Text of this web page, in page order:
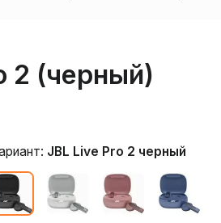
Беспроводные колонки
Наборы
Ресиверы
Геймпады
Коврики для мыши
USB Type-C адаптеры
2 (черный)
JBL Live Pro 2 черный